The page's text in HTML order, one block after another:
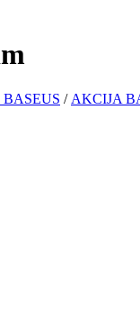
/ AKCIJA